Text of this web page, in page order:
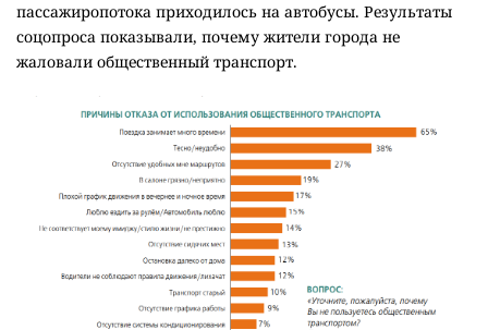
пассажиропотока приходилось на автобусы. Результаты
соцопроса показывали, почему жители города не
жаловали общественный транспорт.